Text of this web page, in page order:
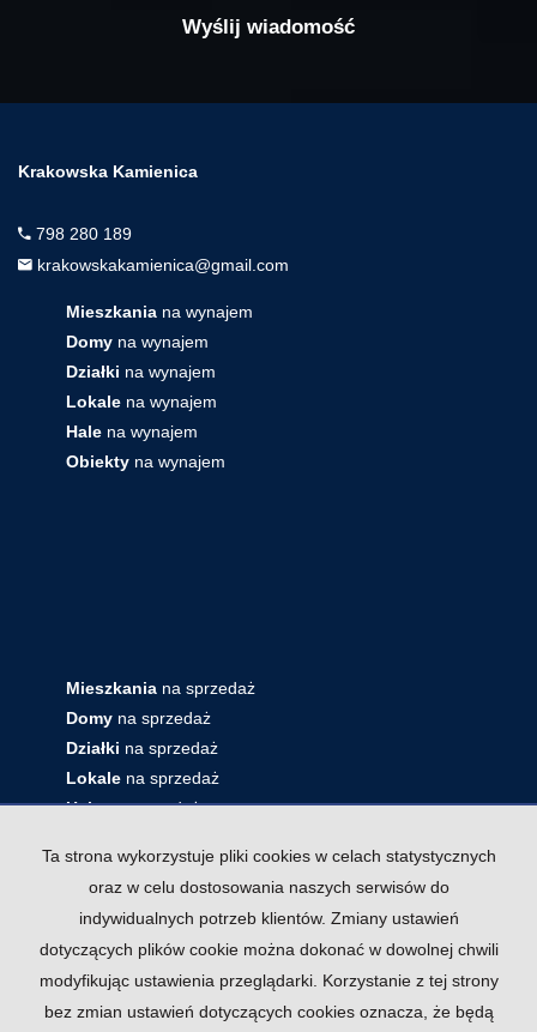
Krakowska Kamienica
798 280 189
krakowskakamienica@gmail.com
Mieszkania na wynajem
Domy na wynajem
Działki na wynajem
Lokale na wynajem
Hale na wynajem
Obiekty na wynajem
Mieszkania na sprzedaż
Domy na sprzedaż
Działki na sprzedaż
Lokale na sprzedaż
Halena sprzedaż
Ta strona wykorzystuje pliki cookies w celach statystycznych
oraz w celu dostosowania naszych serwisów do
indywidualnych potrzeb klientów. Zmiany ustawień
dotyczących plików cookie można dokonać w dowolnej chwili
modyfikując ustawienia przeglądarki. Korzystanie z tej strony
bez zmian ustawień dotyczących cookies oznacza, że będą